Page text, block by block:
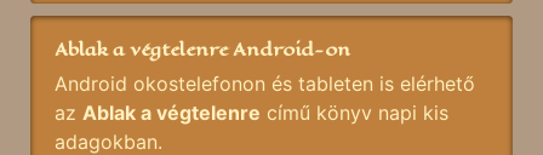
Ablak a végtelenre Android-on
Android okostelefonon és tableten is elérhető
az Ablak a végtelenre című könyv napi kis
adagokban.